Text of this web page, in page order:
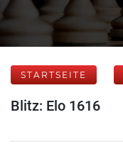
STARTSEITE
Blitz: Elo 1616